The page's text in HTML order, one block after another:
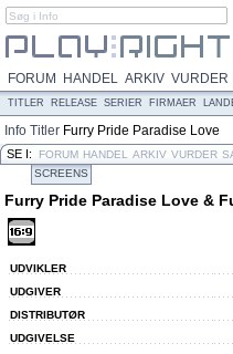
FORUM HANDEL ARKIV VURDER
TITLER RELEASE SERIER FIRMAER
Info Titler Furry Pride Paradise Love
& Fun
SE I: FORUM HANDEL ARKIV VURDER
SCREENS
Furry Pride Paradise Love &
UDVIKLER
UDGIVER
DISTRIBUTØR
UDGIVELSE